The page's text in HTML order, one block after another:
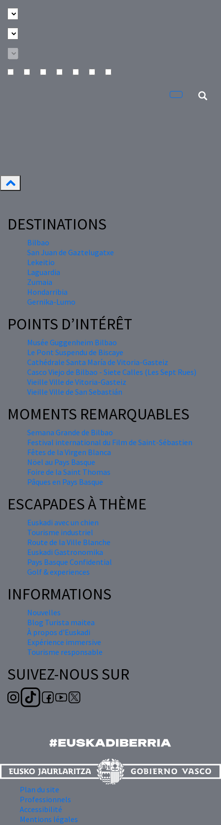
DESTINATIONS
Bilbao
San Juan de Gaztelugatxe
Lekeitio
Laguardia
Zumaia
Hondarribia
Gernika-Lumo
POINTS D’INTÉRÊT
Musée Guggenheim Bilbao
Le Pont Suspendu de Biscaye
Cathédrale Santa María de Vitoria-Gasteiz
Casco Viejo de Bilbao - Siete Calles (Les Sept Rues)
Vieille Ville de Vitoria-Gasteiz
Vieille Ville de San Sebastián
MOMENTS REMARQUABLES
Semana Grande de Bilbao
Festival international du Film de Saint-Sébastien
Fêtes de la Virgen Blanca
Nöel au Pays Basque
Foire de la Saint Thomas
Pâques en Pays Basque
ESCAPADES À THÈME
Euskadi avec un chien
Tourisme industriel
Route de la Ville Blanche
Euskadi Gastronomika
Pays Basque Confidential
Golf & experiences
INFORMATIONS
Nouvelles
Blog Turista maitea
À propos d'Euskadi
Expérience immersive
Tourisme responsable
SUIVEZ-NOUS SUR
Plan du site
Professionnels
Accessibilité
Mentions légales